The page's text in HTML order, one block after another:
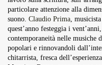
particolare attenzione alla
suono. Claudio Prima,
quest’anno festeggia i
contemporaneità nelle musiche
popolari e rinnovandoli
chitarrista, fresca